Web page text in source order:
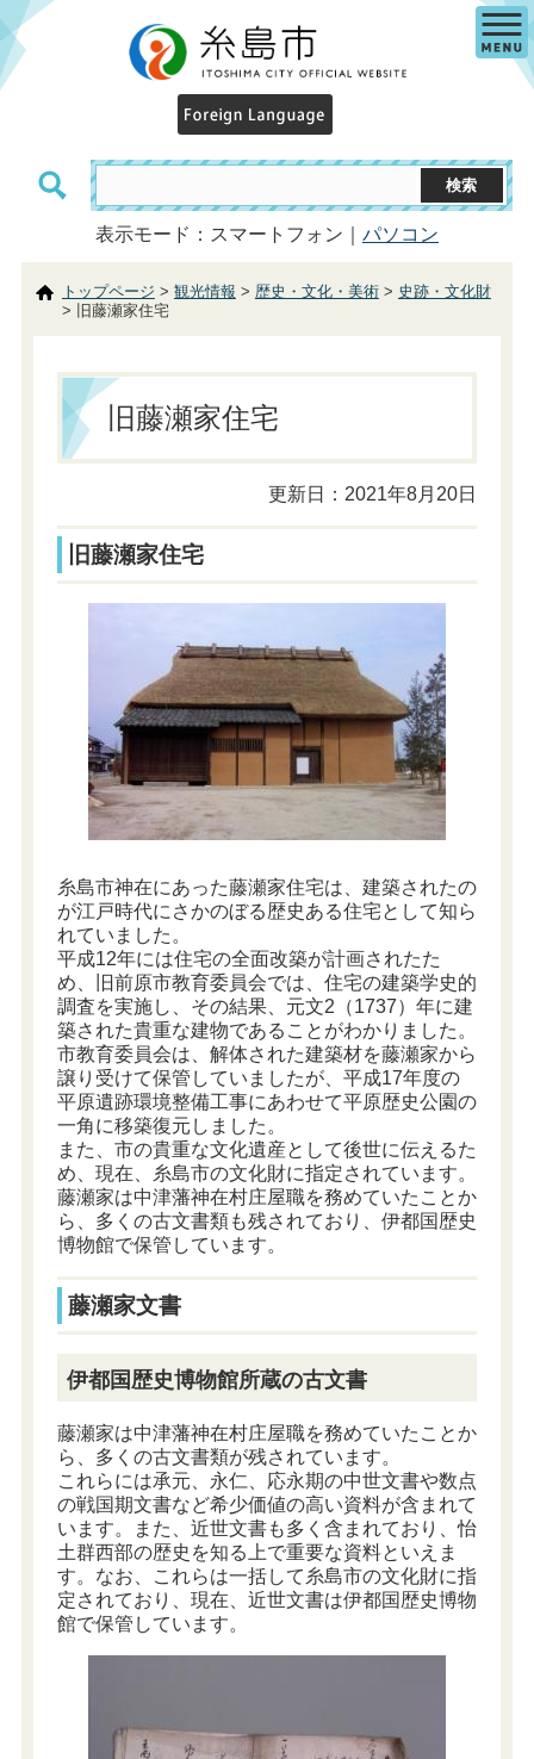
表示モード：スマートフォン｜ パソコン
トップページ > 観光情報 > 歴史・文化・美術> 史跡・文化財
> 旧藤瀬家住宅
旧藤瀬家住宅
更新日：2021年8月20日
旧藤瀬家住宅
糸島市神在にあった藤瀬家住宅は、建築されたの
が江戸時代にさかのぼる歴史ある住宅として知ら
れていました。
平成12年には住宅の全面改築が計画されたた
め、旧前原市教育委員会では、住宅の建築学史的
調査を実施し、その結果、元文2（1737）年に建
築された貴重な建物であることがわかりました。
市教育委員会は、解体された建築材を藤瀬家から
譲り受けて保管していましたが、平成17年度の
平原遺跡環境整備工事にあわせて平原歴史公園の
一角に移築復元しました。
また、市の貴重な文化遺産として後世に伝えるた
め、現在、糸島市の文化財に指定されています。
藤瀬家は中津藩神在村庄屋職を務めていたことか
ら、多くの古文書類も残されており、伊都国歴史
博物館で保管しています。
藤瀬家文書
伊都国歴史博物館所蔵の古文書
藤瀬家は中津藩神在村庄屋職を務めていたことか
ら、多くの古文書類が残されています。
これらには承元、永仁、応永期の中世文書や数点
の戦国期文書など希少価値の高い資料が含まれて
います。また、近世文書も多く含まれており、怡
土群西部の歴史を知る上で重要な資料といえま
す。なお、これらは一括して糸島市の文化財に指
定されており、現在、近世文書は伊都国歴史博物
館で保管しています。